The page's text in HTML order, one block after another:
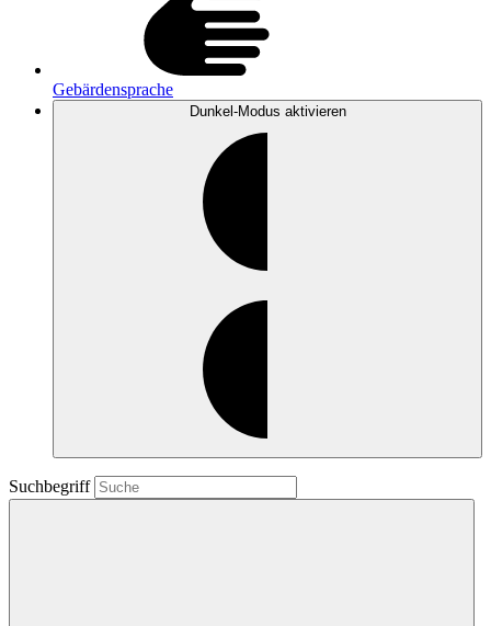
Gebärdensprache
Dunkel-Modus aktivieren
Suchbegriff